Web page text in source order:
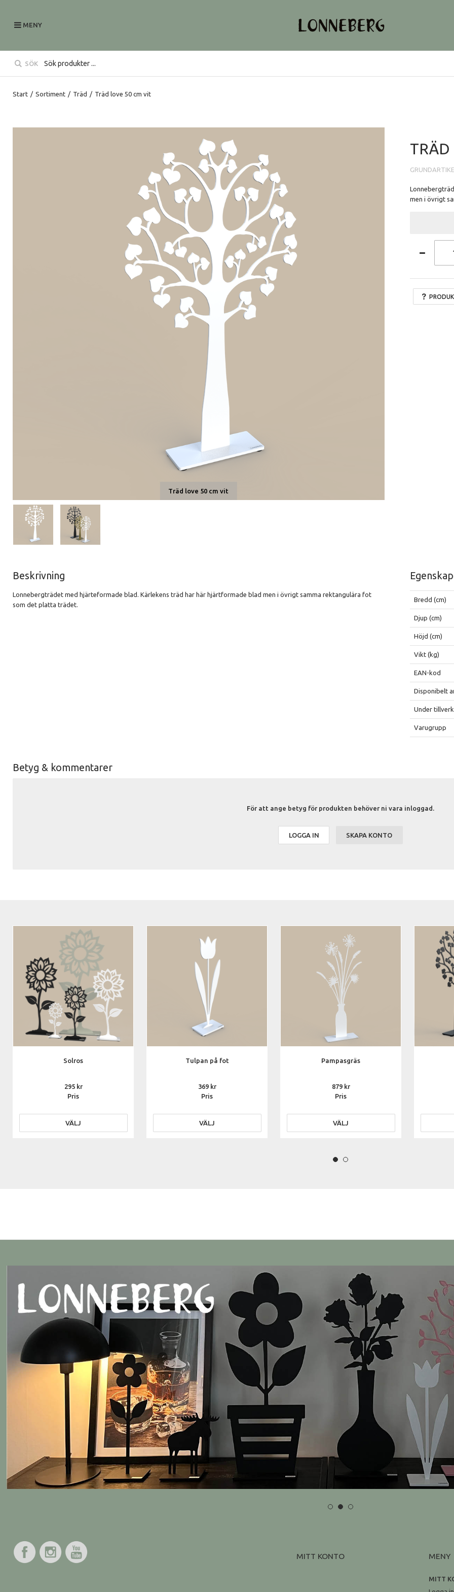
MENY
SÖK
Start / Sortiment / Träd / Träd love 50 cm vit
Träd love 50 cm vit
TRÄD
men i övrigt
Beskrivning
Lonnebergträdet med hjärteformade blad. Kärlekens träd har här hjärtformade blad men i övrigt samma rektangulära fot
som det platta trädet.
Bredd (cm)
Djup (cm)
Höjd (cm)
Vikt (kg)
EAN-kod
Disponibelt
Under
Varugrupp
Betyg & kommentarer
För att ange betyg för produkten behöver ni vara inloggad.
LOGGA IN SKAPA KONTO
Solros
Pris
295
VÄLJ
Tulpan på fot
Pris
369
VÄLJ
Pampasgräs
Pris
879
VÄLJ
MITT KONTO MENY
MITT